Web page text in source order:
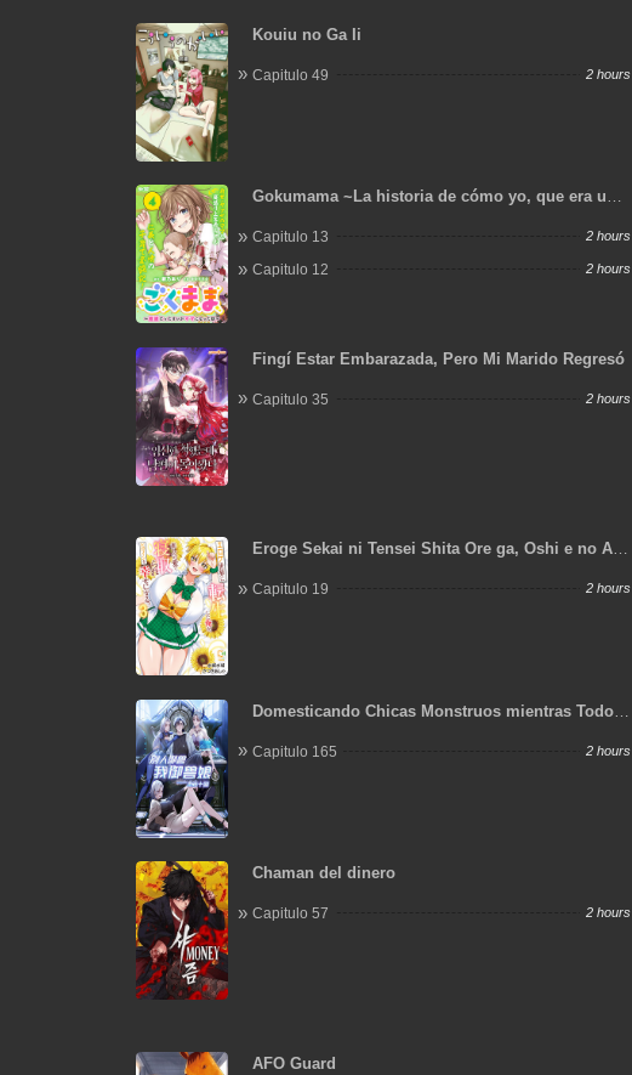
Kouiu no Ga Ii
Capitulo 49 2 hours
Gokumama ~La historia de cómo yo, que era un
Capitulo 13 2 hours
Capitulo 12 2 hours
Fingí Estar Embarazada, Pero Mi Marido Regresó
Capitulo 35 2 hours
Eroge Sekai ni Tensei Shita Ore ga, Oshi e no Ai
Capitulo 19 2 hours
Domesticando Chicas Monstruos mientras Todos
Capitulo 165 2 hours
Chaman del dinero
Capitulo 57 2 hours
AFO Guard